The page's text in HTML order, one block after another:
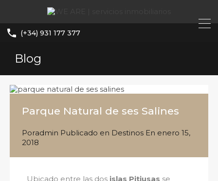
(+34) 931 177 377
Blog
Parque Natural de ses Salines
Poradmin Publicado en Destinos En enero 15,
2018
Ubicado entre las dos islas Pitiusas se